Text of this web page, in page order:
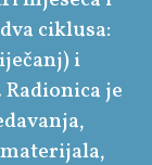
ciklusa:
i
je